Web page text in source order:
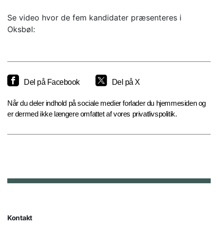
Se video hvor de fem kandidater præsenteres i
Oksbøl:
Del på Facebook Del på X
Når du deler indhold på sociale medier forlader du hjemmesiden og
er dermed ikke længere omfattet af vores privatlivspolitik.
Kontakt